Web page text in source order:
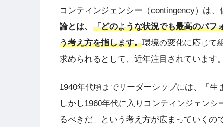
コンティンジェンシー（contingency）は、
論とは、 「どのような状況でも最高のパフ
う考え方を指します。環境の変化に応じて
求められるとして、近年注目されています。
1940年代頃までリーダーシップには、「生
しかし1960年代に入りコンティンジェン
るべきだ」という考え方が広まっていくの